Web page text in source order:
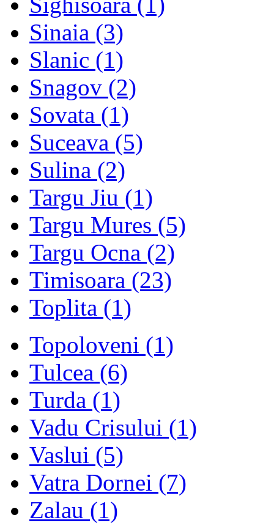
Sinaia (3)
Slanic (1)
Snagov (2)
Sovata (1)
Suceava (5)
Sulina (2)
Targu Jiu (1)
Targu Mures (5)
Targu Ocna (2)
Timisoara (23)
Toplita (1)
Topoloveni (1)
Tulcea (6)
Turda (1)
Vadu Crisului (1)
Vaslui (5)
Vatra Dornei (7)
Zalau (1)